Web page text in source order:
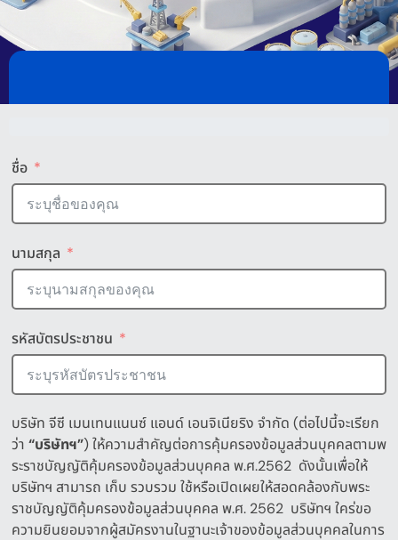
ชื่อ
นามสกุล
รหัสบัตรประชาชน
บริษัท จีซี เมนเทนแนนซ์ แอนด์ เอนจิเนียริง จำกัด (ต่อไปนี้จะเรียก
ว่า “บริษัทฯ”)ให้ความสำคัญต่อการคุ้มครองข้อมูลส่วนบุคคลตามพ
ระราชบัญญัติคุ้มครองข้อมูลส่วนบุคคล พ.ศ.2562 ดังนั้นเพื่อให้
บริษัทฯ สามารถ เก็บ รวบรวม ใช้หรือเปิดเผยให้สอดคล้องกับพระ
ราชบัญญัติคุ้มครองข้อมูลส่วนบุคคล พ.ศ. 2562 บริษัทฯ ใคร่ขอ
ความยินยอมจากผู้สมัครงานในฐานะเจ้าของข้อมูลส่วนบุคคลในการ